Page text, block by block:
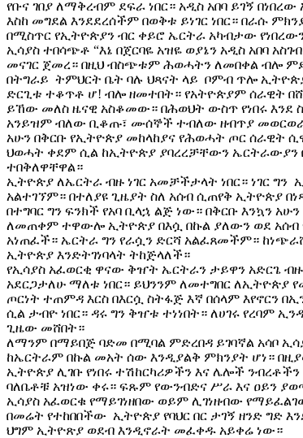
የቡና ገበያ ለማቅረብም ደፍራ ነበር። አዲስ አበባ ይገኝ
እስከ መግደል እንደደረሰችም በወቅቱ ይነገር ነበር። በራሱ
በሚስጥር የኢትዮጵያን ብር ቀይሮ ኤርትራ አካብታው
ኢሳያስ ተበሳጭቶ “እኔ በጀርባዬ አዝዬ ወያኔን አዲስ አበባ
መናገር ጀመረ። በዚህ ብስጭቱም ሕወሓትን ለመበቀል ብሎ
በትግራይ ትምህርት ቤት ባሉ ህጻናት ላይ ቦምብ ጥሎ
ድርጊቱ ተቆጥቶ ሆ! ብሎ ዘመተበት። የአትዮጵያም ሰራዊት
ይኸው መለስ ዜናዊ አስቆመው። በሕወህት ውስጥ የነበሩ እንደ
አንይዝም ብለው ቢቆጡ፣ ሙሰኞች ተብለው ዘብጥያ
አሁን በቅርቡ የኢትዮጵያ መከላከያና የሕወሓት ጦር ሰራዊት
ህወሓት ቀደም ሲል ከኢትዮጵያ ያባረረቻቸውን
ተበቅለዋቸዋል።
ኢትዮጵያ ለኤርትራ ብዙ ነገር አመቻችታላት ነበር። ነገር ግን
አልተገኘም። በተለያዩ ጊዜያት ስለ አሰብ ሲጠየቅ ኢትዮጵያ
በተግባር ግን ፍንክች የአባ ቢላኋ ልጅ ነው። በቅርቡ እንኳን
ለመጠቀም ተዋውሎ ኢትዮጵያ በእሷ በኩል ያለውን ወደ አሰብ
አነጠፈች። ኤርትራ ግን የራሷን ድርሻ አልፈጸመችም።
ኢትዮጵያ እንድትገነባላት ትከጅላለች።
የኢሳያስ አፈወርቂ ዋናው ቅዠት ኤርትራን ታይዋን አድርጌ
አደርጋታለሁ ማለቱ ነበር። ይህንንም ለመተግበር ለኢትዮጵያ
ጦርነት ተጠምዳ እርስ በእርሷ ስትፋጅ እኛ በሰላም እየኖርን
ሲል ታብዮ ነበር። ዳሩ ግን ቅዠቱ ተነነበት። ለሀገሩ የረባም
ጊዜው መሸበት።
ለማንም በማይበጅ ባድመ በሚባል ምድረበዳ ይገባኛል አሳቦ
ከኤርትራም በኩል መአት ሰው እንዲያልቅ ምክንያት ሆነ።
ኢትዮጵያ ሊገቡ የነበሩ ተሽከርካሪዎችን እና ሌሎች
ባለቤቶቹ አዝነው ቀሩ። ፍጹም የውንብድና ሥራ እና ዐይን
ኢሳያስ አፈወርቁ የማይገነዘበው ወይም ሊገነዘብው
በመሬት የተከበበችው ኢትዮጵያ የባህር በር ታገኝ ዘንድ ግድ
ህግም ኢትዮጽያ ወደብ እንዲኖራት መፈቀዱ አይቀሬ ነው።